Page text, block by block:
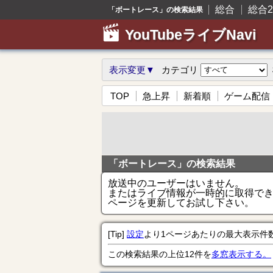
「ボートレース」の検索結果 総合 総合2
YouTubeライブNavi
表示変更▼ カテゴリ
TOP 急上昇 新着順 ゲーム配信
「ボートレース」の検索結果
放送中のユーザーはいません。
またはライブ情報が一時的に取得で
ページを更新してお試し下さい。
[Tip] 設定より1ページあたりの最大表示件
この検索結果の上位12件を多窓表示する。